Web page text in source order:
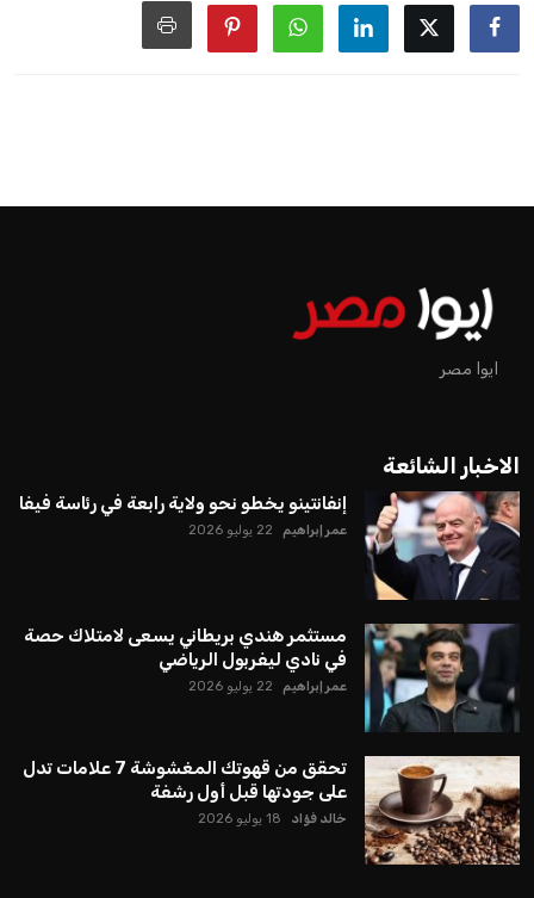
إنفانتينو يخطو نحو ولاية رابعة في
عمر إبراهيم منذ 18 أيام
يبدو أن السويسري جياني إنفانتينو في طريقه للاحتفاظ بمنصبه
كرئيس للاتحاد الدولي لكرة القدم “فيفا” لفترة رابعة، بعد أن حصل
على تأييد واسع من أكثر من 200 اتحاد وطني من أصل 211 في
الجمعية العمومية. مما يعزز فرصته للفوز في الانتخابات المقررة عام
2027، ويجعله المرشح الأكثر حظًا حتى الآن.